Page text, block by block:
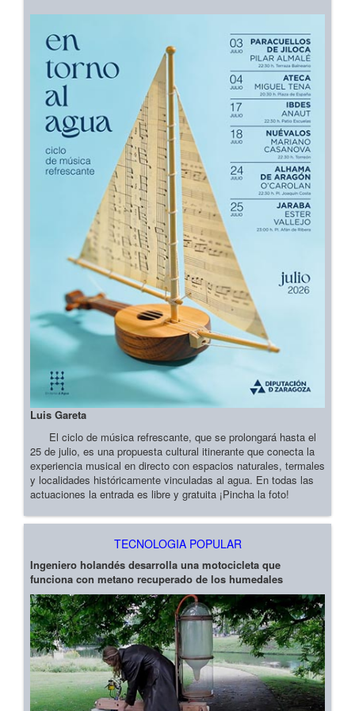
Luis Gareta
El ciclo de música refrescante, que se prolongará hasta el
25 de julio, es una propuesta cultural itinerante que conecta la
experiencia musical en directo con espacios naturales, termales
y localidades históricamente vinculadas al agua. En todas las
actuaciones la entrada es libre y gratuita ¡Pincha la foto!
TECNOLOGIA POPULAR
Ingeniero holandés desarrolla una motocicleta que
funciona con metano recuperado de los humedales